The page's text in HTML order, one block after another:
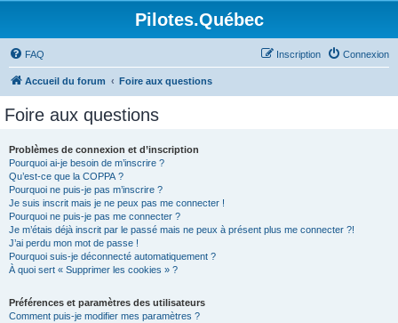
Pilotes.Québec
FAQ Connexion
Inscription
Accueil du forum Foire aux questions
Foire aux questions
Problèmes de connexion et d’inscription
Pourquoi ai-je besoin de m’inscrire ?
Qu’est-ce que la COPPA ?
Pourquoi ne puis-je pas m’inscrire ?
Je suis inscrit mais je ne peux pas me connecter !
Pourquoi ne puis-je pas me connecter ?
Je m’étais déjà inscrit par le passé mais ne peux à présent plus me connecter ?!
J’ai perdu mon mot de passe !
Pourquoi suis-je déconnecté automatiquement ?
À quoi sert « Supprimer les cookies » ?
Préférences et paramètres des utilisateurs
Comment puis-je modifier mes paramètres ?